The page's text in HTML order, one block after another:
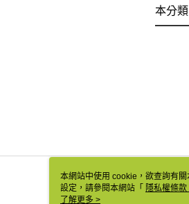
本分
本網站中使用 cookie，欲查詢有
設定，請參閱本網站「 隱私權條款
使用 cookie。
了解更多 >